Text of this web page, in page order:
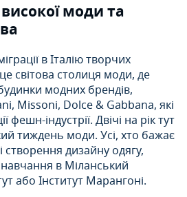
моди та
в Італію творчих
світова столиця моди, де
модних брендів,
Missoni, Dolce & Gabbana, які
фешн-індустрії. Двічі на рік тут
тиждень моди. Усі, хто бажає
створення дизайну одягу,
в Міланський
або Інститут Марангоні.